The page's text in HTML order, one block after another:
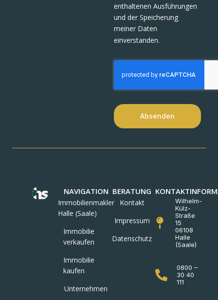
enthaltenen Ausführungen
und der Speicherung
meiner Daten
einverstanden.
Absenden
NAVIGATION
Immobilienmakler
Halle (Saale)
Immobilie
verkaufen
Immobilie
kaufen
Unternehmen
BERATUNG
Kontakt
Impressum
Datenschutz
Wilhelm-
Külz-
Straße
15
06108
Halle
(Saale)
0800 –
30 40
111